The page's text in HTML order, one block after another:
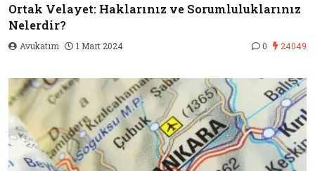
Ortak Velayet: Haklarınız ve Sorumluluklarınız
Nelerdir?
Avukatım 1 Mart 2024 0 24049